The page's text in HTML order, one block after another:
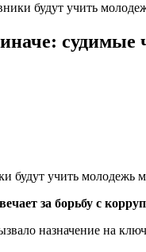
будут учить
судимые
за борьбу с
назначение на